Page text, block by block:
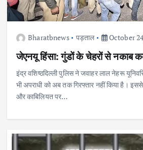
Bharatbnews पड़ताल October
जेएनयू हिंसा: गुंडों के चेहरों से नकाब
इंद्र वशिष्ठदिल्ली पुलिस ने जवाहर लाल नेहरू
भी अपराधी को अब तक गिरफ्तार नहीं किया है।
और काबिलियत पर…